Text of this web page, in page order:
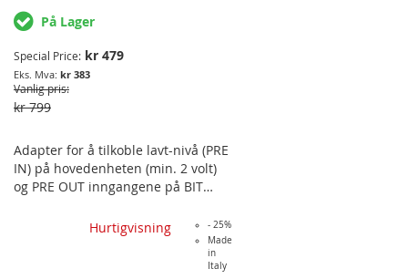
På Lager
Special Price kr 479
kr 383
Vanlig pris
kr 799
Adapter for å tilkoble lavt-nivå (PRE
IN) på hovedenheten (min. 2 volt)
og PRE OUT inngangene på BIT
Hurtigvisning
- 25%
Made
in
Italy